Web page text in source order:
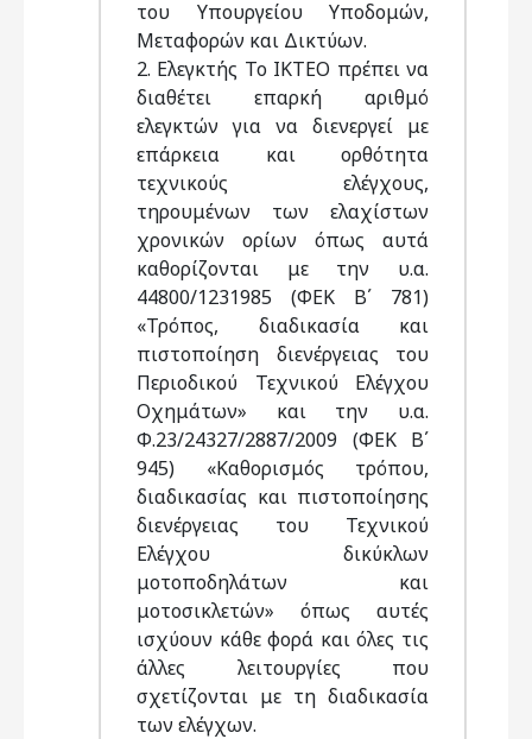
του Υπουργείου Υποδομών,
Μεταφορών και Δικτύων.
2. Ελεγκτής Το ΙΚΤΕΟ πρέπει να
διαθέτει επαρκή αριθμό
ελεγκτών για να διενεργεί με
επάρκεια και ορθότητα
τεχνικούς ελέγχους,
τηρουμένων των ελαχίστων
χρoνικών ορίων όπως αυτά
καθορίζονται με την υ.α.
44800/1231985 (ΦΕΚ Β΄ 781)
«Τρόπος, διαδικασία και
πιστοποίηση διενέργειας του
Περιοδικού Τεχνικού Ελέγχου
Οχημάτων» και την υ.α.
Φ.23/24327/2887/2009 (ΦΕΚ Β΄
945) «Καθορισμός τρόπου,
διαδικασίας και πιστοποίησης
διενέργειας του Τεχνικού
Ελέγχου δικύκλων
μοτοποδηλάτων και
μοτοσικλετών» όπως αυτές
ισχύουν κάθε φορά και όλες τις
άλλες λειτουργίες που
σχετίζονται με τη διαδικασία
των ελέγχων.